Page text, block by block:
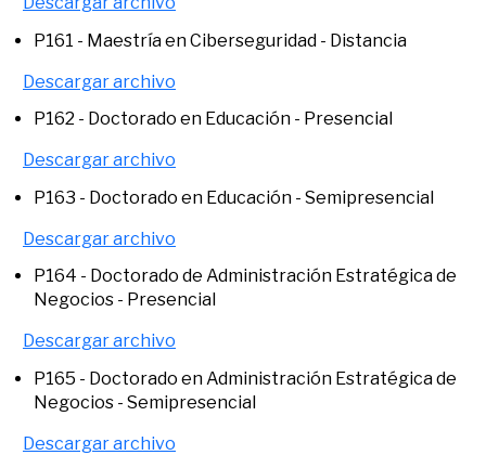
P161 - Maestría en Ciberseguridad - Distancia
Descargar archivo
P162 - Doctorado en Educación - Presencial
Descargar archivo
P163 - Doctorado en Educación - Semipresencial
Descargar archivo
P164 - Doctorado de Administración Estratégica de
Negocios - Presencial
Descargar archivo
P165 - Doctorado en Administración Estratégica de
Negocios - Semipresencial
Descargar archivo